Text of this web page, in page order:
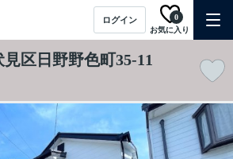
ログイン
お気に入り
0
区日野野色町35-11